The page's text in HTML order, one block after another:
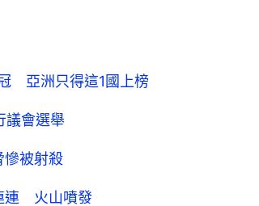
亞洲只得這1國上榜
議會選舉
被射殺
連 火山噴發